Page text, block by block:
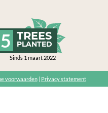
5 TREES
PLANTED
Sinds 1 maart 2022
voorwaarden| Privacy statement